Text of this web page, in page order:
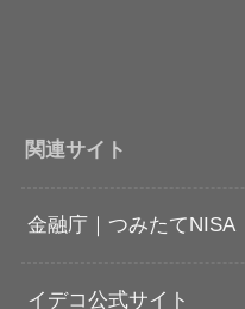
関連サイト
金融庁｜つみたてNISA
イデコ公式サイト